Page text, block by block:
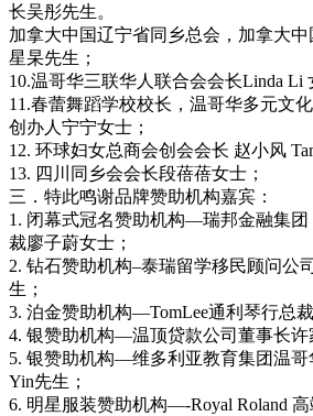
长吴彤先生。
加拿大中国辽宁省同乡总会，加拿大
星杲先生；
10.温哥华三联华人联合会会长Linda Li
11.春蕾舞蹈学校校长，温哥华多元文
创办人宁宁女士；
12. 环球妇女总商会创会会长 赵小风
13. 四川同乡会会长段蓓蓓女士；
三．特此鸣谢品牌赞助机构嘉宾：
1. 闭幕式冠名赞助机构—瑞邦金融集团
裁廖子蔚女士；
2. 钻石赞助机构–泰瑞留学移民顾问公
生；
3. 泊金赞助机构—TomLee通利琴行总裁
4. 银赞助机构—温顶贷款公司董事长许
5. 银赞助机构—维多利亚教育集团温哥
Yin先生；
6. 明星服装赞助机构—-Royal Roland